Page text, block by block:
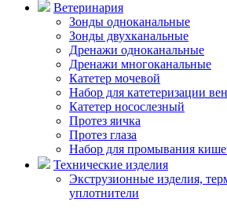
Ветеринария
Зонды одноканальные
Зонды двухканальные
Дренажи одноканальные
Дренажи многоканальные
Катетер мочевой
Набор для катетеризации вен
Катетер носослезный
Протез яичка
Протез глаза
Набор для промывания
Технические изделия
Экструзионные изделия,
уплотнители